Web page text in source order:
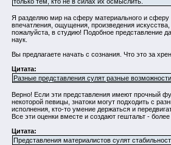
Я разделяю мир на сферу материального и сферу
впечатления, ощущения, произведения
пожалуйста, в студию! Подобное представление
наук.
Вы предлагаете начать с сознания. Что это за
Цитата:
Разные представления сулят разные
Верно! Если эти представления имеют прочный
некоторой певицы, знатоки могут подходить с
исполнения, кто-то умение держаться и
Все эти оценки вместе и создают гештальт -
Цитата:
Представления материалистов сулят